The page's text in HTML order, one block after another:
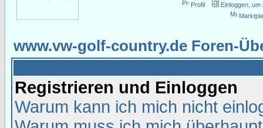
Profil
Einloggen,
www.vw-golf-country.de Foren-
Registrieren und Einloggen
Warum kann ich mich nicht